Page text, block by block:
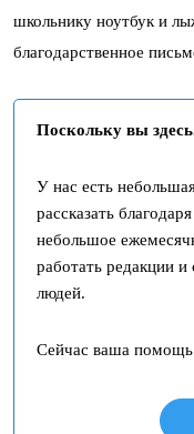
школьнику ноутбук и
благодарственное
Поскольку вы
У нас есть
рассказать
небольшое
работать редакции
людей.
Сейчас ваша помощь